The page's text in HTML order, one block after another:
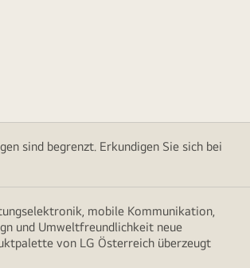
sind begrenzt. Erkundigen Sie sich bei
mobile Kommunikation,
und Umweltfreundlichkeit neue
von LG Österreich überzeugt